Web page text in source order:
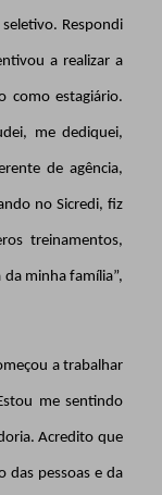
Respondi
a realizar a
como estagiário.
me dediquei,
de agência,
no Sicredi, fiz
treinamentos,
minha família”,
a trabalhar
me sentindo
Acredito que
das pessoas e da